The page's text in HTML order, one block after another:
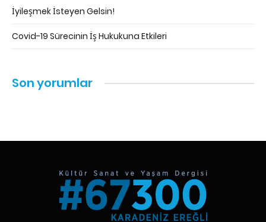
İyileşmek İsteyen Gelsin!
Covid-19 Sürecinin İş Hukukuna Etkileri
Son yorumlar